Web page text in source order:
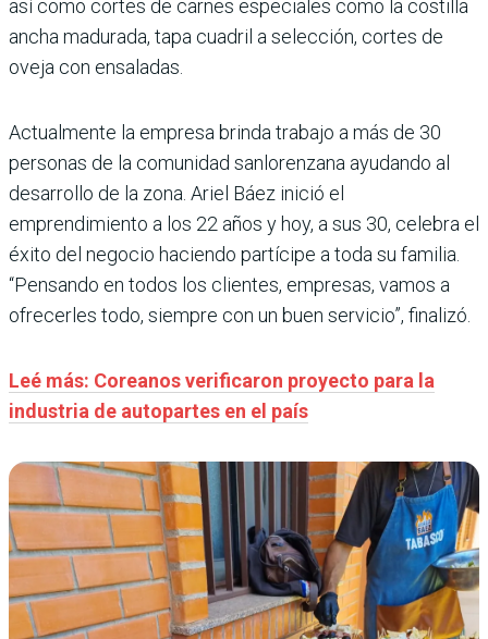
así como cortes de carnes espe­ciales como la costilla
ancha madurada, tapa cuadril a selección, cortes de
oveja con ensaladas.
Actualmente la empresa brinda trabajo a más de 30
personas de la comunidad sanlorenzana ayudando al
desarrollo de la zona. Ariel Báez inició el
emprendimiento a los 22 años y hoy, a sus 30, celebra el
éxito del negocio haciendo partícipe a toda su familia.
“Pensando en todos los clientes, empresas, vamos a
ofrecerles todo, siempre con un buen servicio”, finalizó.
Leé más: Coreanos verificaron proyecto para la
industria de autopartes en el país